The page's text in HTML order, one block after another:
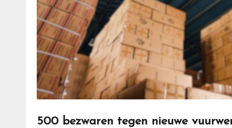
500 bezwaren tegen nieuwe